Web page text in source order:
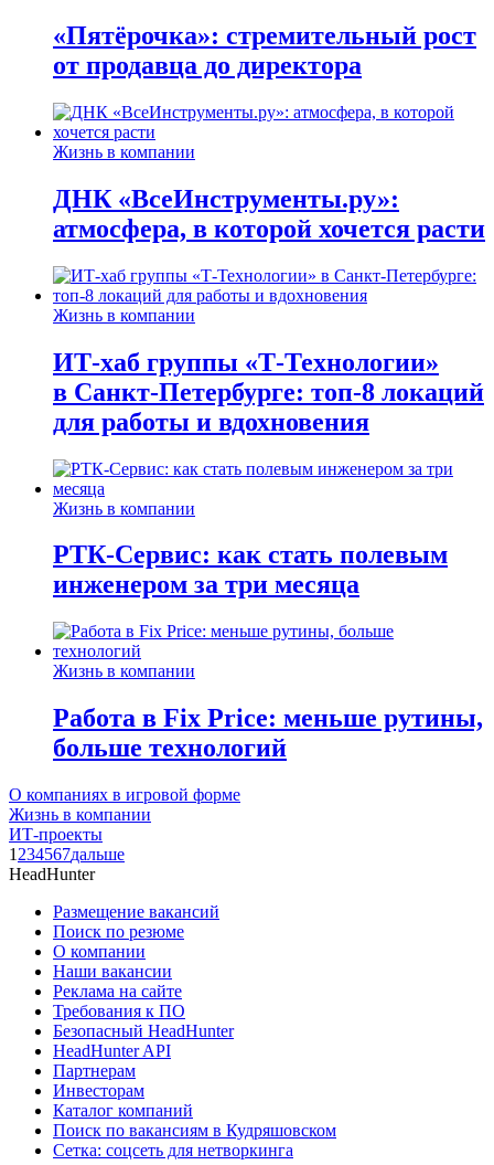
«Пятёрочка»: стремительный рост
от продавца до директора
Жизнь в компании
ДНК «ВсеИнструменты.ру»:
атмосфера, в которой хочется расти
Жизнь в компании
ИТ-хаб группы «Т-Технологии»
в Санкт-Петербурге: топ-8 локаций
для работы и вдохновения
Жизнь в компании
РТК-Сервис: как стать полевым
инженером за три месяца
Жизнь в компании
Работа в Fix Price: меньше рутины,
больше технологий
О компаниях в игровой форме
Жизнь в компании
ИТ-проекты
1 234567дальше
HeadHunter
Размещение вакансий
Поиск по резюме
О компании
Наши вакансии
Реклама на сайте
Требования к ПО
Безопасный HeadHunter
HeadHunter API
Партнерам
Инвесторам
Каталог компаний
Поиск по вакансиям в Кудряшовском
Сетка: соцсеть для нетворкинга